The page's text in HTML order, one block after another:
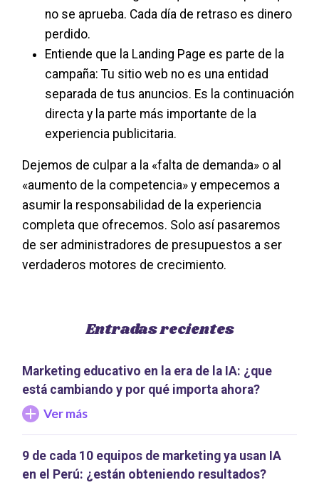
no se aprueba. Cada día de retraso es dinero
perdido.
Entiende que la Landing Page es parte de la
campaña: Tu sitio web no es una entidad
separada de tus anuncios. Es la continuación
directa y la parte más importante de la
experiencia publicitaria.
Dejemos de culpar a la «falta de demanda» o al
«aumento de la competencia» y empecemos a
asumir la responsabilidad de la experiencia
completa que ofrecemos. Solo así pasaremos
de ser administradores de presupuestos a ser
verdaderos motores de crecimiento.
Entradas recientes
Marketing educativo en la era de la IA: ¿que
está cambiando y por qué importa ahora?
Ver más
9 de cada 10 equipos de marketing ya usan IA
en el Perú: ¿están obteniendo resultados?